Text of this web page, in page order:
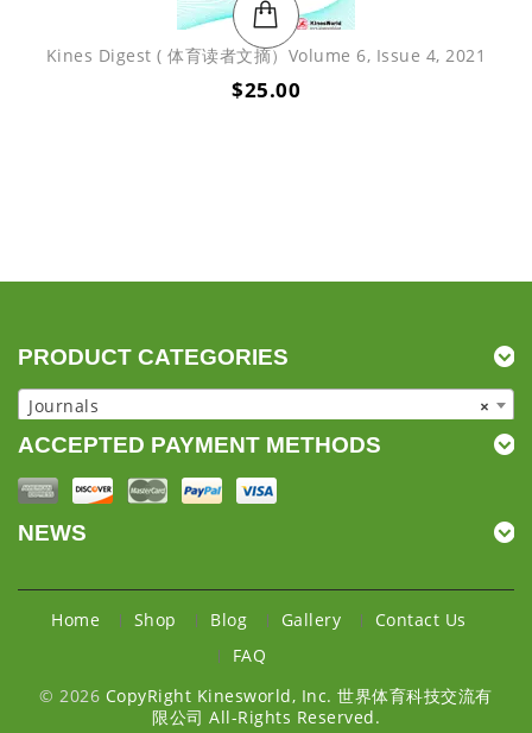
Kines Digest ( 体育读者文摘）Volume 6, Issue 4, 2021
$25.00
PRODUCT CATEGORIES
×
Journals
ACCEPTED PAYMENT METHODS
NEWS
Home Shop Blog Gallery
Contact Us
FAQ
© 2026 CopyRight Kinesworld, Inc. 世界体育科技交流有
限公司 All-Rights Reserved.